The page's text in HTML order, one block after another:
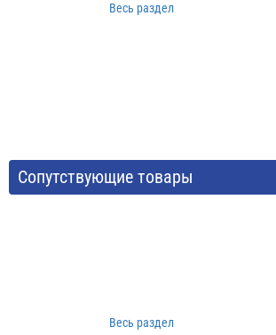
Весь раздел
Сопутствующие товары
Весь раздел